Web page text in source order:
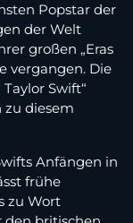
Popstar der
der Welt
großen „Eras
vergangen. Die
Swift“
zu diesem
Anfängen in
frühe
zu Wort